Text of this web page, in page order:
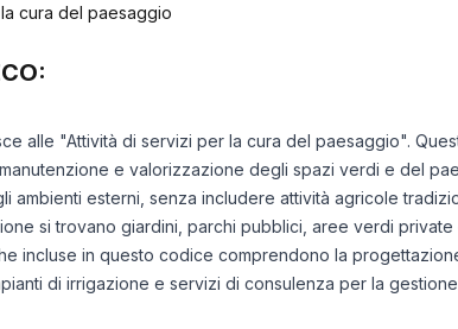
cura del paesaggio
alle "Attività di servizi per la cura del paesaggio".
e valorizzazione degli spazi verdi e del
ambienti esterni, senza includere attività agricole
si trovano giardini, parchi pubblici, aree verdi private
incluse in questo codice comprendono la
di irrigazione e servizi di consulenza per la